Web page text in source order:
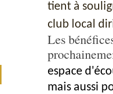
tient à
club local
Les
espace
mais aussi